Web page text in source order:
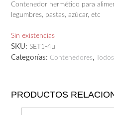
Contenedor hermético para
legumbres, pastas, azúcar, etc
Sin existencias
SKU: SET1-4u
Categorías: Contenedores,
PRODUCTOS